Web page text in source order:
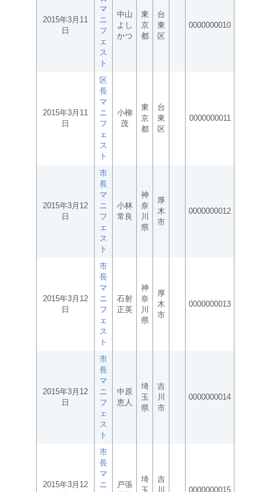
2015年3月11
日
マ
ニ
フ
ェ
ス
ト
中山
よし
かつ
東
京
都
台
東
区
0000000010
2015年3月11
日
区
長
マ
ニ
フ
ェ
ス
ト
小柳
茂
東
京
都
台
東
区
0000000011
2015年3月12
日
市
長
マ
ニ
フ
ェ
ス
ト
小林
常良
神
奈
川
県
厚
木
市
0000000012
2015年3月12
日
市
長
マ
ニ
フ
ェ
ス
ト
石射
正英
神
奈
川
県
厚
木
市
0000000013
2015年3月12
日
市
長
マ
ニ
フ
ェ
ス
ト
中原
恵人
埼
玉
県
吉
川
市
0000000014
2015年3月12
市
長
マ
ニ
戸張
埼
玉
吉
川
0000000015